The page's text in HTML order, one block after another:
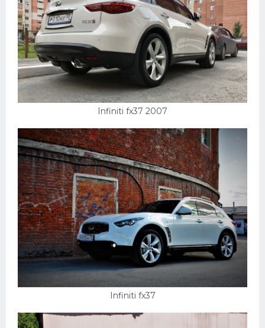
Infiniti fx37 2007
Infiniti fx37